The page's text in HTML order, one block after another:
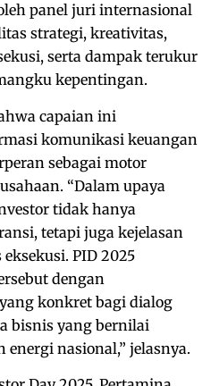
panel juri internasional
strategi, kreativitas,
serta dampak terukur
kepentingan.
capaian ini
komunikasi keuangan
sebagai motor
“Dalam upaya
tidak hanya
tetapi juga kejelasan
PID 2025
dengan
konkret bagi dialog
bisnis yang bernilai
nasional,” jelasnya.